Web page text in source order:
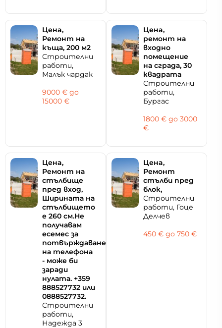
Цeнa,
Ремонт на
къща, 200 м2
Строителни
работи,
Малък чардак
9000 € дo
15000 €
Цeнa,
ремонт на
входно
помещение
на сграда, 30
квадрата
Строителни
работи,
Бургас
1800 € дo 3000
€
Цeнa,
Ремонт на
стълбище
пред вход,
Ширината на
стълбището
е 260 см.Не
получавам
есемес за
потвърждаване
на телефона
- може би
заради
нулата. +359
888527732 или
0888527732.
Строителни
работи,
Надежда 3
Цeнa,
Ремонт
стълби пред
блок,
Строителни
работи, Гоце
Делчев
450 € дo 750 €